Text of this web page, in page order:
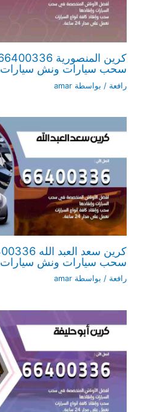
سحب سيارات ونش سيارات
رافعة / بواسطة amar
سحب سيارات ونش سيارات
رافعة / بواسطة amar